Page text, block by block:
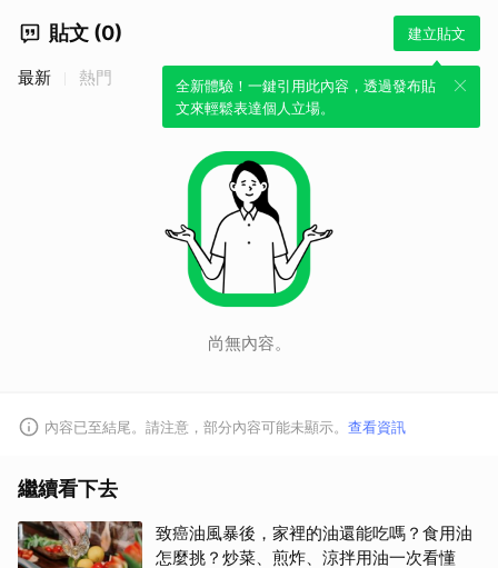
貼文 (0) 建立貼文
全新體驗！一鍵引用此內容，透過發布貼
文來輕鬆表達個人立場。
最新 熱門
尚無內容。
內容已至結尾。請注意，部分內容可能未顯示。 查看資訊
繼續看下去
致癌油風暴後，家裡的油還能吃嗎？食用油
怎麼挑？炒菜、煎炸、涼拌用油一次看懂